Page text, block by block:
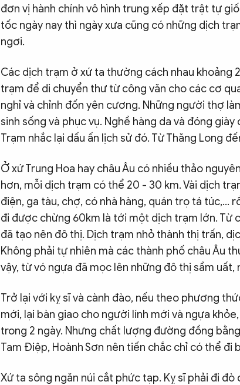
đơn vị hành chính vô hình trung xếp đặt trật tự
tốc ngày nay thì ngày xưa cũng có những dịch
ngơi.
Các dịch trạm ở xứ ta thường cách nhau khoảng
trạm để di chuyển thư từ công văn cho các cơ
nghỉ và chỉnh đốn yên cương. Những người thợ
sinh sống và phục vụ. Nghề hàng da và đóng
Trạm nhắc lại dấu ấn lịch sử đó. Từ Thăng Long
Ở xứ Trung Hoa hay châu Âu có nhiều thảo
hơn, mỗi dịch trạm có thể 20 - 30 km. Vài dịch
điện, ga tàu, chợ, có nhà hàng, quán trọ tá túc,...
đi được chừng 60km là tới một dịch trạm lớn. Từ
đã tạo nên đô thị. Dịch trạm nhỏ thành thị trấn,
Không phải tự nhiên mà các thành phố châu Âu
vậy, từ vó ngựa đã mọc lên những đô thị sầm uất,
Trở lại với kỵ sĩ và cành đào, nếu theo phương
mới, lại bàn giao cho người lính mới và ngựa
trong 2 ngày. Nhưng chất lượng đường đồng
Tam Điệp, Hoành Sơn nên tiến chắc chỉ có thể đi
Xứ ta sông ngăn núi cắt phức tạp. Kỵ sĩ phải đi